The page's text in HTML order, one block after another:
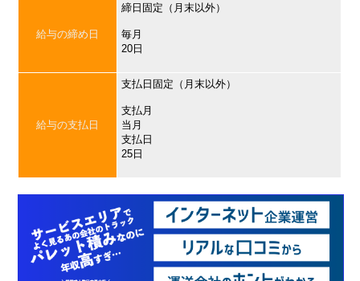
給与の締め日
締日固定（月末以外）
毎月
20日
給与の支払日
支払日固定（月末以外）
支払月
当月
支払日
25日